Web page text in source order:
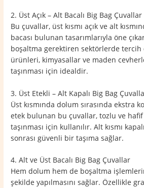
2. Üst Açık – Alt Bacalı Big Bag Çuvallar
Bu çuvallar, üst kısmı açık ve alt
bacası bulunan tasarımlarıyla öne
boşaltma gerektiren sektörlerde tercih
ürünleri, kimyasallar ve maden
taşınması için idealdir.
3. Üst Etekli – Alt Kapalı Big Bag
Üst kısmında dolum sırasında ekstra
etek bulunan bu çuvallar, tozlu ve
taşınması için kullanılır. Alt kısmı
sonrası güvenli bir taşıma sağlar.
4. Alt ve Üst Bacalı Big Bag Çuvallar
Hem dolum hem de boşaltma
şekilde yapılmasını sağlar. Özellikle